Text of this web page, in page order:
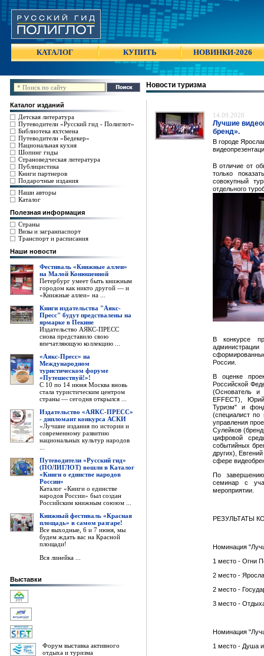
КАТАЛОГ КУПИТЬ НОВИНКИ-2026
Каталог изданий
Детская литература
Путеводители «Русский гид - Полиглот»
Библиотека яхтсмена
Путеводители «Бедекер»
Национальная кухня
Шопинг гиды
Страноведческая литература
Публицистика
Книги партнеров
Подарочные издания
Наши авторы
Каталог
Полезная информация
Страны
Визы и загранпаспорт
Транспорт и расписания
Наши новости
Фестиваль «Книжные аллеи»
на Малой Конюшенной
Петербург умеет быть книжным
городом как никто другой — и
«Книжные аллеи» на ...
Книги издательства "Аякс-
Пресс" будут предствалены на
ярмарке в Пекине
Издательство АЯКС-ПРЕСС
снова представило свою
впечатляющую коллекцию ...
«Аякс-Пресс» на
Международном
туристическом форуме
«Путешествуй!»!
С 10 по 14 июня Москва вновь
стала туристическим центром
страны — сегодня открылся ...
Издательство «АЯКС-ПРЕСС»
- дипломант конкурса АСКИ
«Лучшие издания по истории и
современному развитию
национальных культур народов
Путеводители «Русский гид»
(ПОЛИГЛОТ) вошли в Каталог
«Книги о единстве народов
России»
Каталог «Книги о единстве
народов России» был создан
Российским книжным союзом ...
Книжный фестиваль «Красная
площадь» в самом разгаре!
Все выходные, 6 и 7 июня, мы
будем ждать вас на Красной
площади!
Вся линейка ...
Выставки
Форум выставка активного
отдыха и туризма
Новости туризма
14.09.2020
Лучшие
бренд».
В городе
В отличие от
только
совокупный
отдельного
В конкурсе
России.
В оценке
Российской
(Основатель и
EFFECT), Юрий
Туризм" и
(специалист по
управления
Сулейков
цифровой
событийных
других),
сфере
По
семинар с
мероприятии.
РЕЗУЛЬТАТЫ
Номинация
1 место - Огни
2 место -
2 место -
3 место -
Номинация
1 место - Душа